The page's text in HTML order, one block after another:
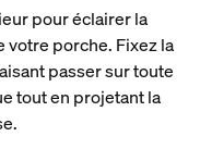
pour éclairer la
votre porche. Fixez la
passer sur toute
tout en projetant la